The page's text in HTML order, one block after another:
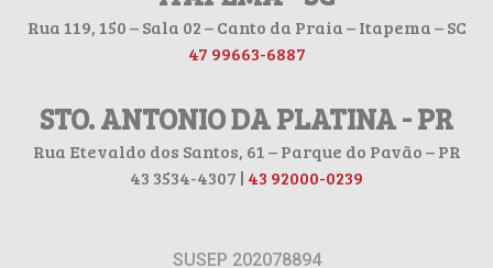
Rua 119, 150 – Sala 02 – Canto da Praia – Itapema – SC
47 99663-6887
STO. ANTONIO DA PLATINA - PR
Rua Etevaldo dos Santos, 61 – Parque do Pavão – PR
43 3534-4307 | 43 92000-0239
SUSEP 202078894